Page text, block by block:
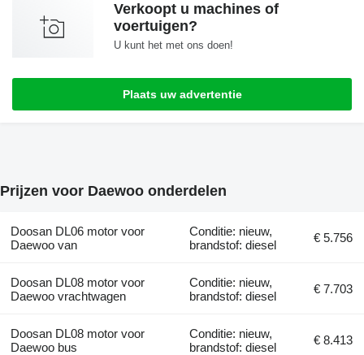
Verkoopt u machines of
voertuigen?
U kunt het met ons doen!
Plaats uw advertentie
Prijzen voor Daewoo onderdelen
Doosan DL06 motor voor
Daewoo van
Conditie: nieuw,
brandstof: diesel
€ 5.756
Doosan DL08 motor voor
Daewoo vrachtwagen
Conditie: nieuw,
brandstof: diesel
€ 7.703
Doosan DL08 motor voor
Daewoo bus
Conditie: nieuw,
brandstof: diesel
€ 8.413